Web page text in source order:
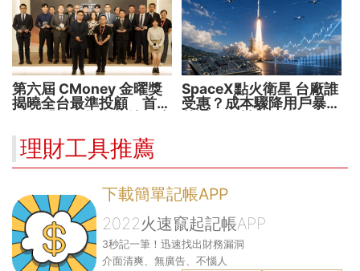
第六屆 CMoney 金曜獎
揭曉全台最準投顧 首度
用 助攻投顧、投信打造
下一代
SpaceX點火衛星 台廠誰
受惠？成本驟降用戶暴增
理財工具推薦
下載簡單記帳APP
2022火速竄起記帳APP
3秒記一筆！迅速找出財務漏洞
介面清爽、無廣告、不惱人